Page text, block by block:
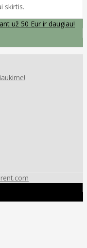
skirtis.
už 50 Eur ir daugiau!